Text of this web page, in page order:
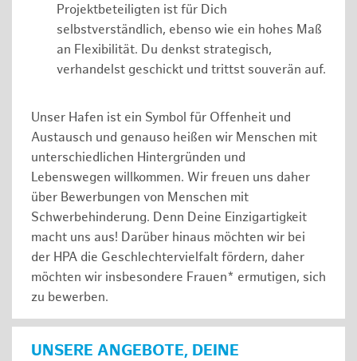
Projektbeteiligten ist für Dich
selbstverständlich, ebenso wie ein hohes Maß
an Flexibilität. Du denkst strategisch,
verhandelst geschickt und trittst souverän auf.
Unser Hafen ist ein Symbol für Offenheit und
Austausch und genauso heißen wir Menschen mit
unterschiedlichen Hintergründen und
Lebenswegen willkommen. Wir freuen uns daher
über Bewerbungen von Menschen mit
Schwerbehinderung. Denn Deine Einzigartigkeit
macht uns aus! Darüber hinaus möchten wir bei
der HPA die Geschlechtervielfalt fördern, daher
möchten wir insbesondere Frauen* ermutigen, sich
zu bewerben.
UNSERE ANGEBOTE, DEINE